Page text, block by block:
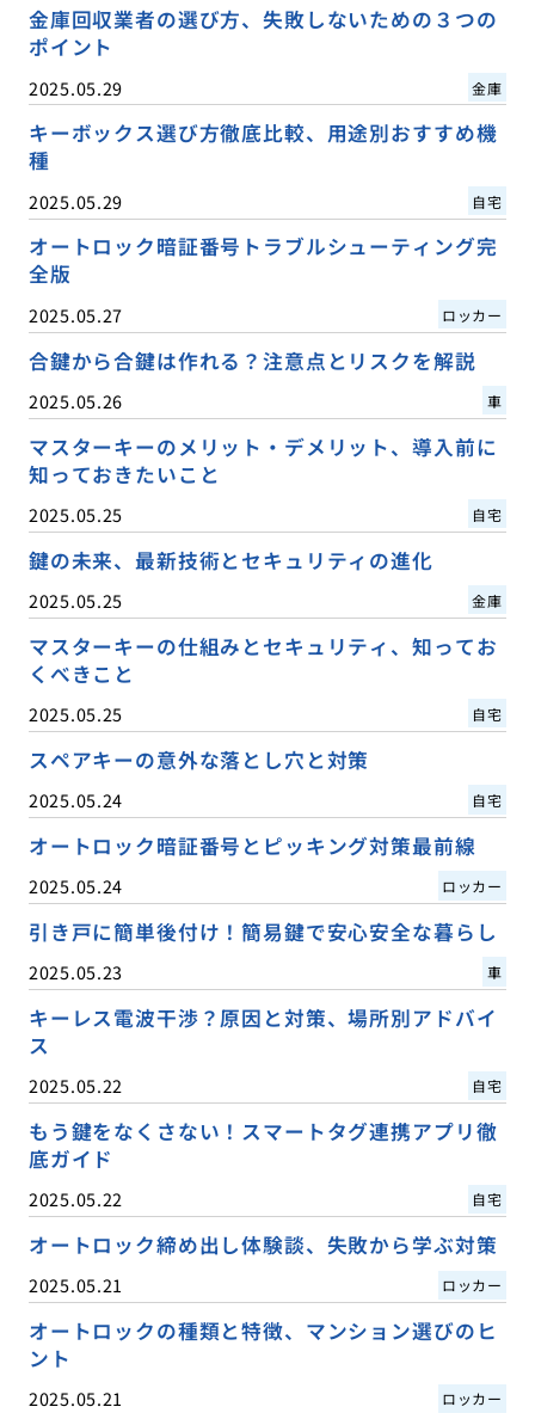
金庫回収業者の選び方、失敗しないための３つの
ポイント
2025.05.29 金庫
キーボックス選び方徹底比較、用途別おすすめ機
種
2025.05.29 自宅
オートロック暗証番号トラブルシューティング完
全版
2025.05.27 ロッカー
合鍵から合鍵は作れる？注意点とリスクを解説
2025.05.26 車
マスターキーのメリット・デメリット、導入前に
知っておきたいこと
2025.05.25 自宅
鍵の未来、最新技術とセキュリティの進化
2025.05.25 金庫
マスターキーの仕組みとセキュリティ、知ってお
くべきこと
2025.05.25 自宅
スペアキーの意外な落とし穴と対策
2025.05.24 自宅
オートロック暗証番号とピッキング対策最前線
2025.05.24 ロッカー
引き戸に簡単後付け！簡易鍵で安心安全な暮らし
2025.05.23 車
キーレス電波干渉？原因と対策、場所別アドバイ
ス
2025.05.22 自宅
もう鍵をなくさない！スマートタグ連携アプリ徹
底ガイド
2025.05.22 自宅
オートロック締め出し体験談、失敗から学ぶ対策
2025.05.21 ロッカー
オートロックの種類と特徴、マンション選びのヒ
ント
2025.05.21 ロッカー